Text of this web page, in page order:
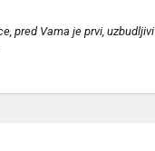
pred Vama je prvi,